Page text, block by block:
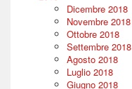
Dicembre 2018
Novembre 2018
Ottobre 2018
Settembre 2018
Agosto 2018
Luglio 2018
Giugno 2018